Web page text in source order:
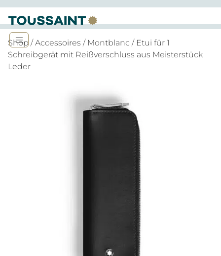
Shop /Accessoires / Montblanc / Etui für 1
Schreibgerät mit Reißverschluss aus Meisterstück
Leder